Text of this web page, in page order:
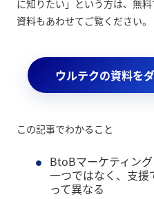
に知りたい」という方は、無
資料もあわせてご覧ください。
ウルテクの資料を
この記事でわかること
BtoBマーケティン
一つではなく、支援
って異なる